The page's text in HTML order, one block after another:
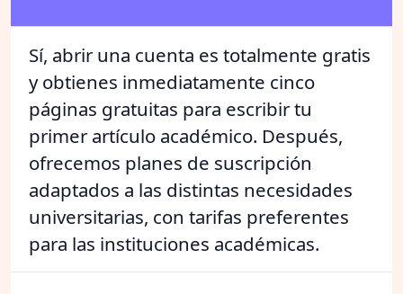
Sí, abrir una cuenta es totalmente gratis
y obtienes inmediatamente cinco
páginas gratuitas para escribir tu
primer artículo académico. Después,
ofrecemos planes de suscripción
adaptados a las distintas necesidades
universitarias, con tarifas preferentes
para las instituciones académicas.